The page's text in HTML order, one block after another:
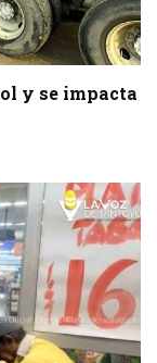
y se impacta